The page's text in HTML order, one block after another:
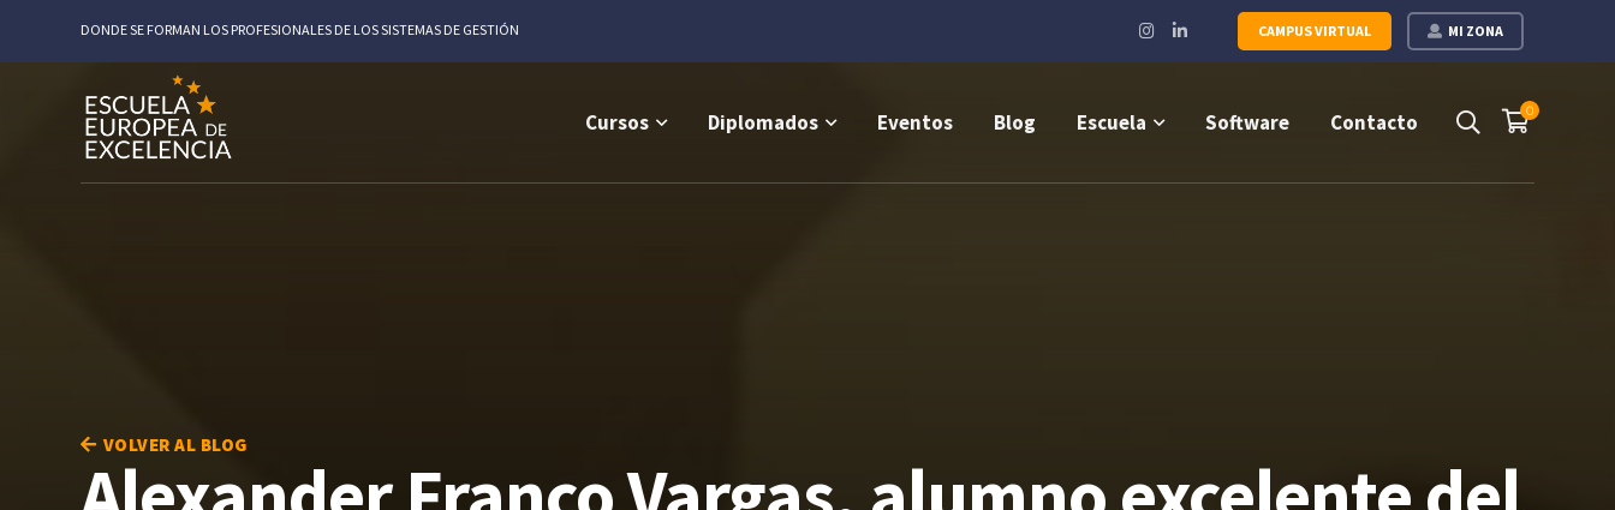
MI ZONA
CAMPUS VIRTUAL
DONDE SE FORMAN LOS PROFESIONALES DE LOS SISTEMAS DE GESTIÓN
Instagram
Profile
LinkedIn
Profile
0
Cursos Diplomados Eventos Blog Escuela Software Contacto
VOLVER AL BLOG